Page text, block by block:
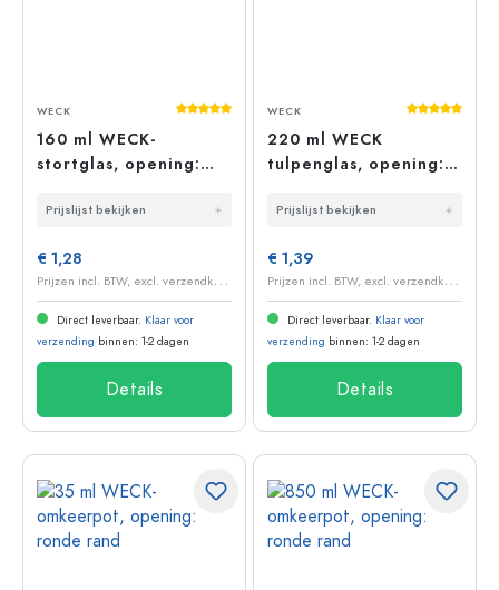
Gemiddelde waardering van 5 van 5
WECK
160 ml WECK-
stortglas, opening:
Prijslijst bekijken
€ 1,28
P
rijzen incl. BTW, excl. verzendkosten
Direct leverbaar. Klaar voor
verzending binnen: 1-2 dagen
Details
WECK
220 ml WECK
tulpenglas, opening:
Prijslijst bekijken
€ 1,39
P
rijzen incl. BTW, excl. verzendkosten
Direct leverbaar. Klaar voor
verzending binnen: 1-2 dagen
Details